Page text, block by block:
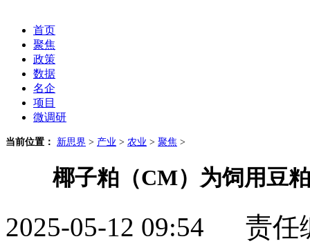
首页
聚焦
政策
数据
名企
项目
微调研
当前位置： 新思界 > 产业 > 农业 > 聚焦 >
椰子粕（CM）为饲用豆
2025-05-12 09:54 责